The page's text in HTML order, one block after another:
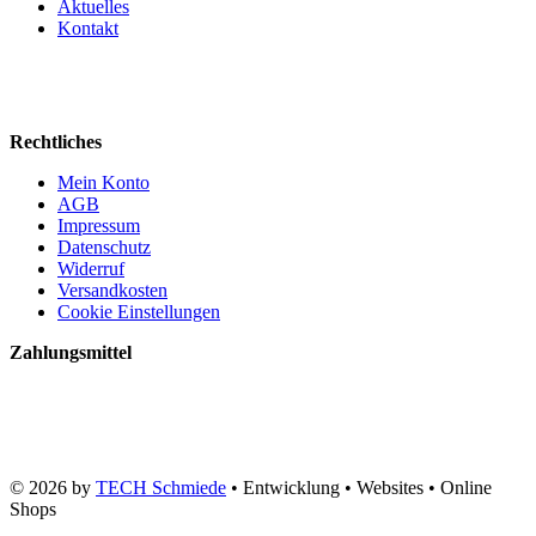
Aktuelles
Kontakt
Rechtliches
Mein Konto
AGB
Impressum
Datenschutz
Widerruf
Versandkosten
Cookie Einstellungen
Zahlungsmittel
© 2026 by TECH Schmiede • Entwicklung • Websites • Online
Shops